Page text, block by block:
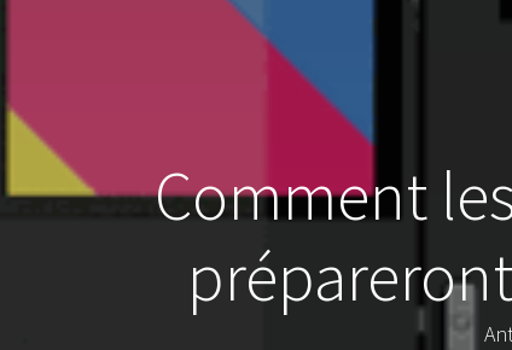
Comment